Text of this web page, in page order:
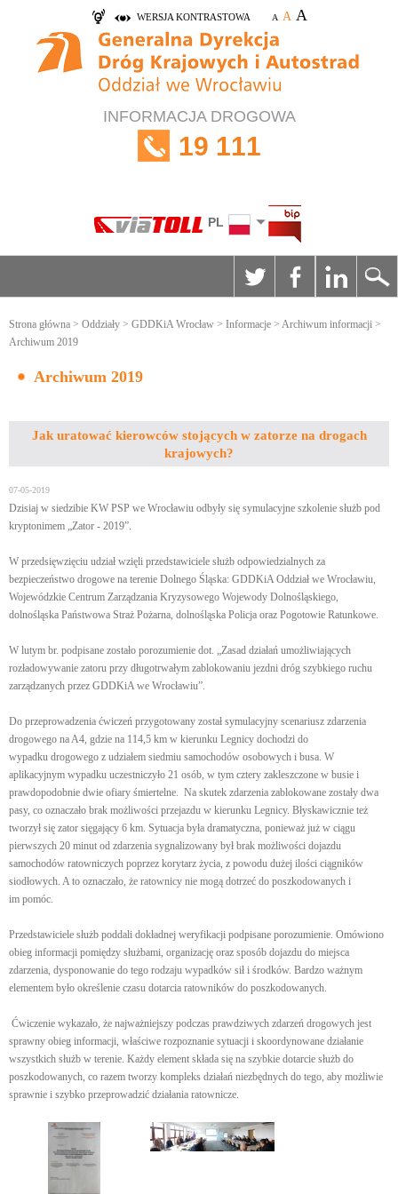
WERSJA KONTRASTOWA A A A
INFORMACJA DROGOWA
19 111
PL
Strona główna > Oddziały > GDDKiA Wrocław > Informacje > Archiwum informacji >
Archiwum 2019
Archiwum 2019
Jak uratować kierowców stojących w zatorze na drogach
krajowych?
07-05-2019
Dzisiaj w siedzibie KW PSP we Wrocławiu odbyły się symulacyjne szkolenie służb pod
kryptonimem „Zator - 2019”.
W przedsięwzięciu udział wzięli przedstawiciele służb odpowiedzialnych za
bezpieczeństwo drogowe na terenie Dolnego Śląska: GDDKiA Oddział we Wrocławiu,
Wojewódzkie Centrum Zarządzania Kryzysowego Wojewody Dolnośląskiego,
dolnośląska Państwowa Straż Pożarna, dolnośląska Policja oraz Pogotowie Ratunkowe.
W lutym br. podpisane zostało porozumienie dot. „Zasad działań umożliwiających
rozładowywanie zatoru przy długotrwałym zablokowaniu jezdni dróg szybkiego ruchu
zarządzanych przez GDDKiA we Wrocławiu”.
Do przeprowadzenia ćwiczeń przygotowany został symulacyjny scenariusz zdarzenia
drogowego na A4, gdzie na 114,5 km w kierunku Legnicy dochodzi do
wypadku drogowego z udziałem siedmiu samochodów osobowych i busa. W
aplikacyjnym wypadku uczestniczyło 21 osób, w tym cztery zakleszczone w busie i
prawdopodobnie dwie ofiary śmiertelne. Na skutek zdarzenia zablokowane zostały dwa
pasy, co oznaczało brak możliwości przejazdu w kierunku Legnicy. Błyskawicznie też
tworzył się zator sięgający 6 km. Sytuacja była dramatyczna, ponieważ już w ciągu
pierwszych 20 minut od zdarzenia sygnalizowany był brak możliwości dojazdu
samochodów ratowniczych poprzez korytarz życia, z powodu dużej ilości ciągników
siodłowych. A to oznaczało, że ratownicy nie mogą dotrzeć do poszkodowanych i
im pomóc.
Przedstawiciele służb poddali dokładnej weryfikacji podpisane porozumienie. Omówiono
obieg informacji pomiędzy służbami, organizację oraz sposób dojazdu do miejsca
zdarzenia, dysponowanie do tego rodzaju wypadków sił i środków. Bardzo ważnym
elementem było określenie czasu dotarcia ratowników do poszkodowanych.
Ćwiczenie wykazało, że najważniejszy podczas prawdziwych zdarzeń drogowych jest
sprawny obieg informacji, właściwe rozpoznanie sytuacji i skoordynowane działanie
wszystkich służb w terenie. Każdy element składa się na szybkie dotarcie służb do
poszkodowanych, co razem tworzy kompleks działań niezbędnych do tego, aby możliwie
sprawnie i szybko przeprowadzić działania ratownicze.